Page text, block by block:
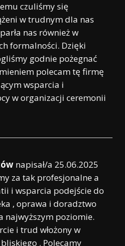
czuliśmy się
w trudnym dla nas
nas również w
formalności. Dzięki
godnie pożegnać
polecam tę firmę
wsparcia i
w organizacji ceremonii
napisał/a 25.06.2025
za tak profesjonalne a
i wsparcia podejście do
, oprawa i doradztwo
najwyższym poziomie.
i trud włożony w
. Polecamy